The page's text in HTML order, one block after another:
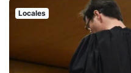
Locales